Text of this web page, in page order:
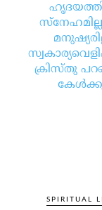
ക്രിസ്തു
SPIRITUAL